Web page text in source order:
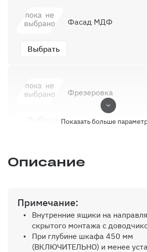
Выбрать
Фасад МДФ
Фрезеровка
Выбор кромки
Ручки
Показать больше
Описание
Примечание:
Внутренние ящики на
скрытого монтажа с
При глубине шкафа 450 мм
(ВКЛЮЧИТЕЛЬНО) и менее